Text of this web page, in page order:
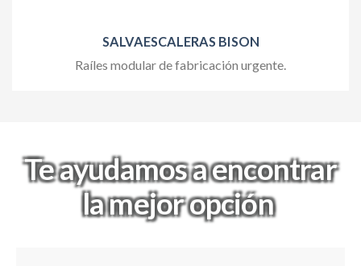
SALVAESCALERAS BISON
Raíles modular de fabricación urgente.
Te ayudamos a encontrar
la mejor opción